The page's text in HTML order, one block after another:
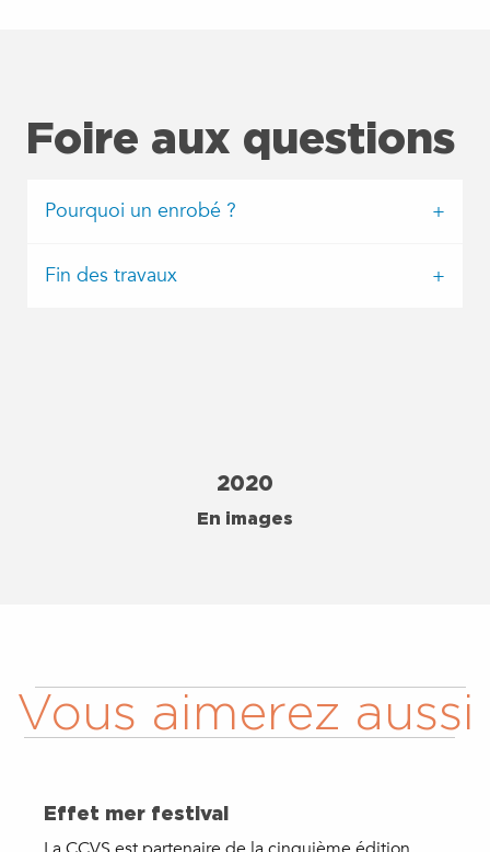
Foire aux questions
Pourquoi un enrobé ?
Fin des travaux
2020
En images
Vous aimerez aussi
Effet mer festival